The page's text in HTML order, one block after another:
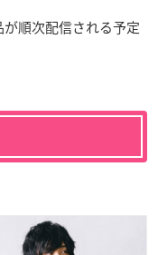
順次配信される予定